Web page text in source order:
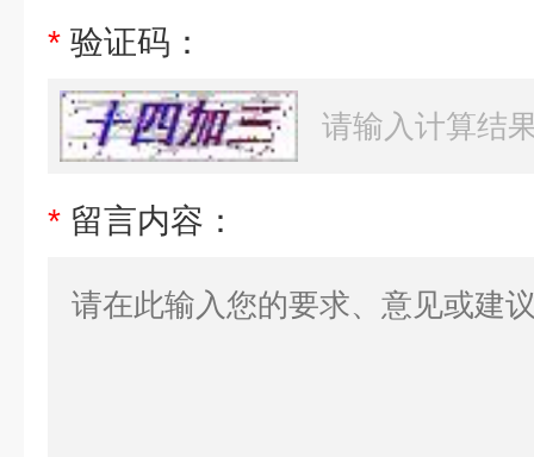
* 验证码：
* 留言内容：